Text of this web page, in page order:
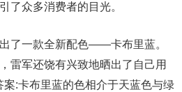
了众多消费者的目光。
出了一款全新配色——卡布里蓝。
雷军还饶有兴致地晒出了自己用
:卡布里蓝的色相介于天蓝色与绿